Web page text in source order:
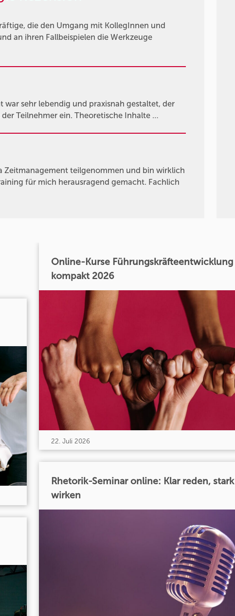
die den Umgang mit KollegInnen und
an ihren Fallbeispielen die Werkzeuge
sehr lebendig und praxisnah gestaltet, der
Teilnehmer ein. Theoretische Inhalte …
Zeitmanagement teilgenommen und bin wirklich
für mich herausragend gemacht. Fachlich
Online-Kurse Führungskräfteentwicklung
kompakt 2026
22. Juli 2026
Rhetorik-Seminar online: Klar reden, stark
wirken